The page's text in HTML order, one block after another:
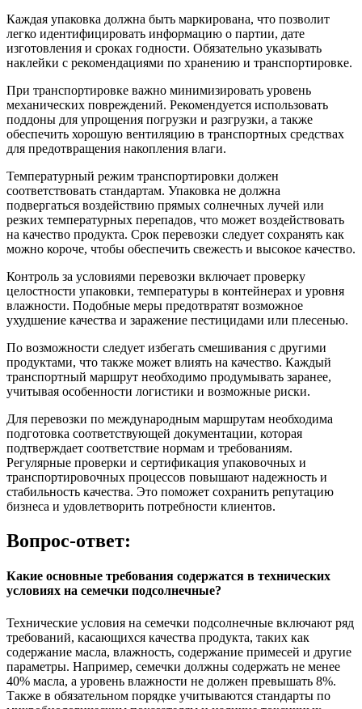
Каждая упаковка должна быть маркирована, что позволит
легко идентифицировать информацию о партии, дате
изготовления и сроках годности. Обязательно указывать
наклейки с рекомендациями по хранению и транспортировке.
При транспортировке важно минимизировать уровень
механических повреждений. Рекомендуется использовать
поддоны для упрощения погрузки и разгрузки, а также
обеспечить хорошую вентиляцию в транспортных средствах
для предотвращения накопления влаги.
Температурный режим транспортировки должен
соответствовать стандартам. Упаковка не должна
подвергаться воздействию прямых солнечных лучей или
резких температурных перепадов, что может воздействовать
на качество продукта. Срок перевозки следует сохранять как
можно короче, чтобы обеспечить свежесть и высокое качество.
Контроль за условиями перевозки включает проверку
целостности упаковки, температуры в контейнерах и уровня
влажности. Подобные меры предотвратят возможное
ухудшение качества и заражение пестицидами или плесенью.
По возможности следует избегать смешивания с другими
продуктами, что также может влиять на качество. Каждый
транспортный маршрут необходимо продумывать заранее,
учитывая особенности логистики и возможные риски.
Для перевозки по международным маршрутам необходима
подготовка соответствующей документации, которая
подтверждает соответствие нормам и требованиям.
Регулярные проверки и сертификация упаковочных и
транспортировочных процессов повышают надежность и
стабильность качества. Это поможет сохранить репутацию
бизнеса и удовлетворить потребности клиентов.
Вопрос-ответ:
Какие основные требования содержатся в технических
условиях на семечки подсолнечные?
Технические условия на семечки подсолнечные включают ряд
требований, касающихся качества продукта, таких как
содержание масла, влажность, содержание примесей и другие
параметры. Например, семечки должны содержать не менее
40% масла, а уровень влажности не должен превышать 8%.
Также в обязательном порядке учитываются стандарты по